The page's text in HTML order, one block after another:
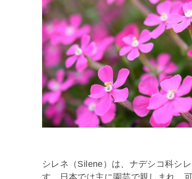
シレネ（Silene）は、ナデシコ科シ
す。日本では主に園芸で親しまれ、